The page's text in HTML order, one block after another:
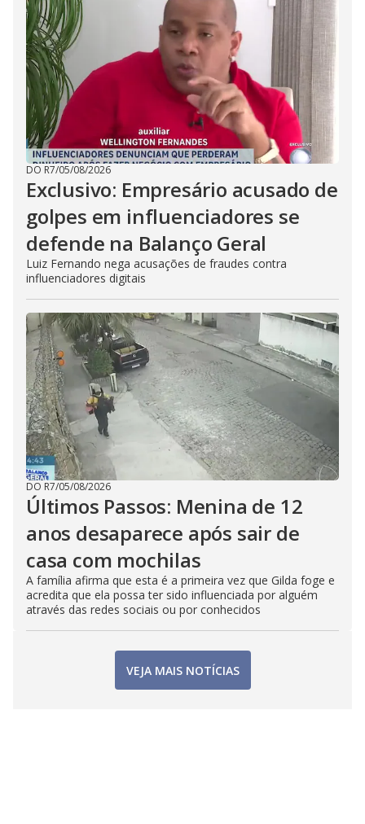
DO R7/05/08/2026
Exclusivo: Empresário acusado de
golpes em influenciadores se
defende na Balanço Geral
Luiz Fernando nega acusações de fraudes contra
influenciadores digitais
DO R7/05/08/2026
Últimos Passos: Menina de 12
anos desaparece após sair de
casa com mochilas
A família afirma que esta é a primeira vez que Gilda foge e
acredita que ela possa ter sido influenciada por alguém
através das redes sociais ou por conhecidos
VEJA MAIS NOTÍCIAS